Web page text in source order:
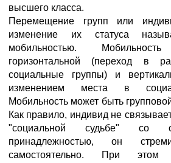
высшего класса.
Перемещение групп или
изменение их статуса
мобильностью.
горизонтальной (переход в
социальные группы) и
изменением места в
Мобильность может быть
Как правило, индивид не
"социальной судьбе" со
принадлежностью, он
самостоятельно. При этом